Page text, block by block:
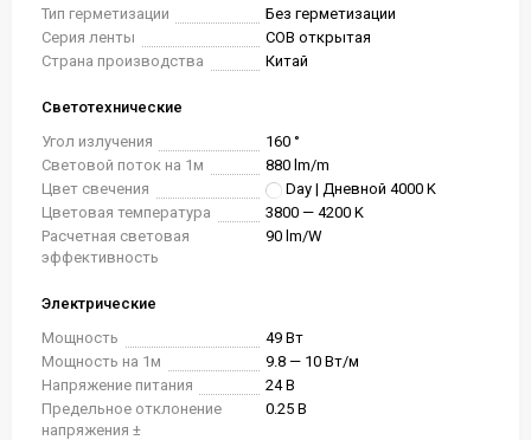
Тип герметизации
Без герметизации
Серия ленты
COB открытая
Страна производства
Китай
Светотехнические
Угол излучения
160 °
Световой поток на 1м
880 lm/m
Цвет свечения
Day | Дневной 4000 K
Цветовая температура
3800 — 4200 K
Расчетная световая
эффективность
90 lm/W
Электрические
Мощность
49 Вт
Мощность на 1м
9.8 — 10 Вт/м
Напряжение питания
24 В
Предельное отклонение
напряжения ±
0.25 В